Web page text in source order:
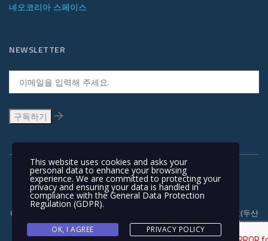
네오코리아 스페이스
NEWSLETTER
Copyright © 1991-2018 | 경기도 안양시 흥안대로 415, 서관 1110호(두산
벤처다임) 우: 14059 | T +82-31-478-5434 | F +82-31-478-5437 |
NEOKOREA TRADING COMPANY LIMITED. NEOKOREA. ALL RIGHTS
This website uses cookies and asks your
personal data to enhance your browsing
experience. We are committed to protecting your
privacy and ensuring your data is handled in
compliance with theGeneral Data Protection
Regulation (GDPR).
OK, I AGREE PRIVACY POLICY